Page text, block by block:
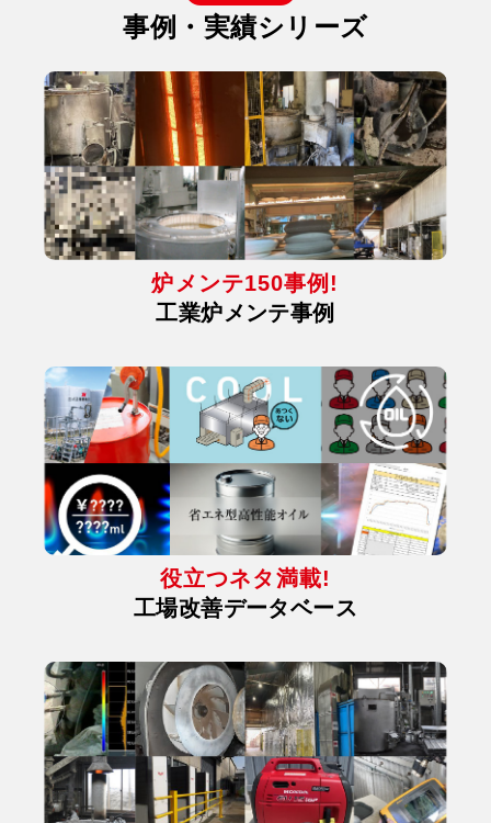
事例・実績シリーズ
炉メンテ150事例!
工業炉メンテ事例
役立つネタ満載!
工場改善データベース